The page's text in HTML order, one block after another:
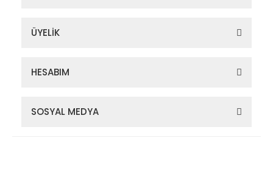
ÜYELİK
HESABIM
SOSYAL MEDYA